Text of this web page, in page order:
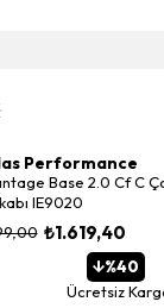
Performance
Base 2.0 Cf C
IE9020
₺1.619,40
%40
Ücretsiz